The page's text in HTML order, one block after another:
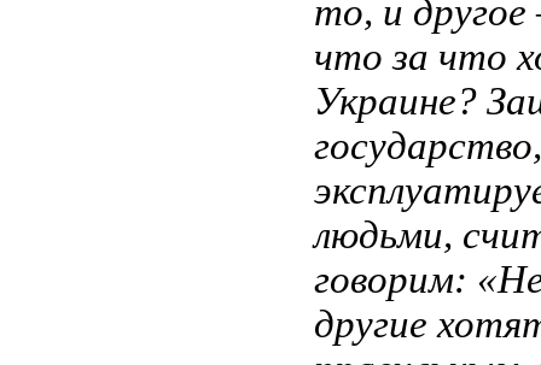
то, и
что за что
Украине?
людьми,
говорим:
другие